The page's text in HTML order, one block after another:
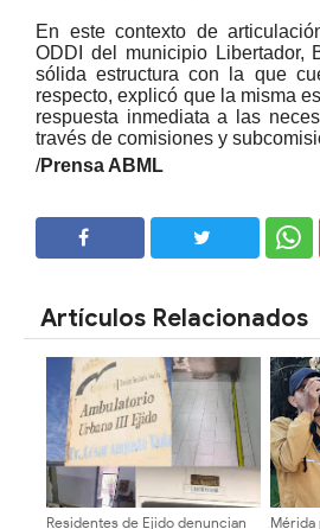
En este contexto de
ODDI del municipio Libertador,
sólida estructura con la que
respecto, explicó que la misma
respuesta inmediata a las
través de comisiones y
/Prensa ABML
Artículos Relacionados
Residentes de Ejido denuncian
Mérida